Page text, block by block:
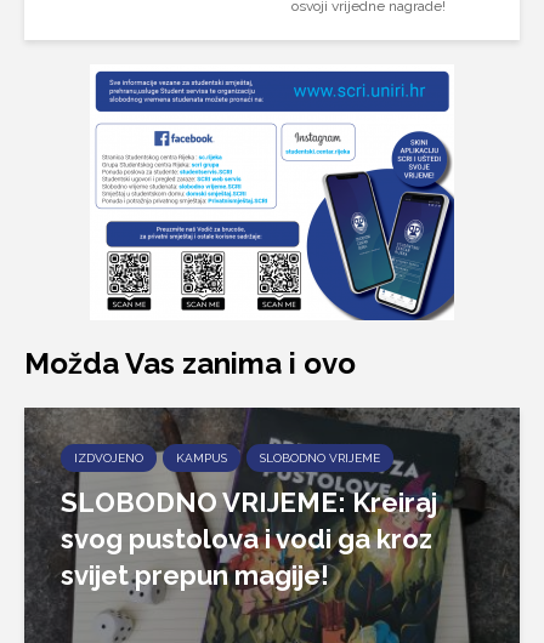
osvoji vrijedne nagrade!
Možda Vas zanima i ovo
IZDVOJENO KAMPUS SLOBODNO VRIJEME
SLOBODNO VRIJEME: Kreiraj
svog pustolova i vodi ga kroz
svijet prepun magije!